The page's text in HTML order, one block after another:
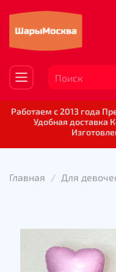
Работаем с 2013 года
Удобная доставка
Главная Для